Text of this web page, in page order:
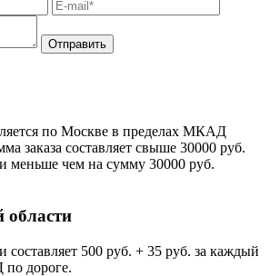
по Москве в пределах МКАД
заказа составляет свыше 30000 руб.
меньше чем на сумму 30000 руб.
области
cоставляет 500 руб. + 35 руб. за каждый
дороге.